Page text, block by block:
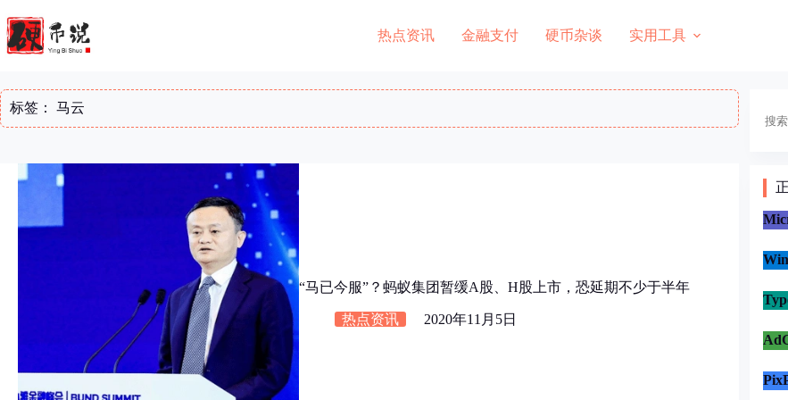
至
内
热点资讯 金融支付 硬币杂谈 实用工具
标签： 马云
“马已今服”？蚂蚁集团暂缓A股、H股上市，恐延期不少于半年
热点资讯 2020年11月5日
索